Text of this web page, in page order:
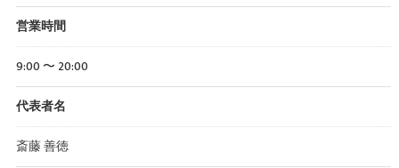
営業時間
9:00 〜 20:00
代表者名
斎藤 善徳